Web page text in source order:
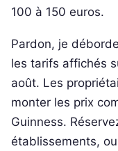
100 à 150 euros.
Pardon, je
les tarifs affichés
août. Les
monter les prix
Guinness.
établissements,